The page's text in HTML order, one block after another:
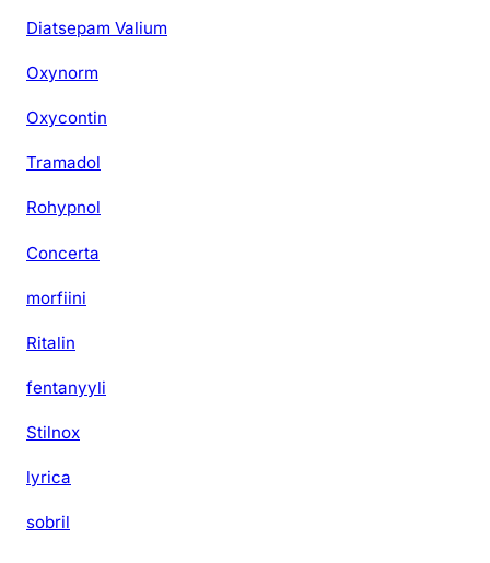
Diatsepam Valium
Oxynorm
Oxycontin
Tramadol
Rohypnol
Concerta
morfiini
Ritalin
fentanyyli
Stilnox
lyrica
sobril